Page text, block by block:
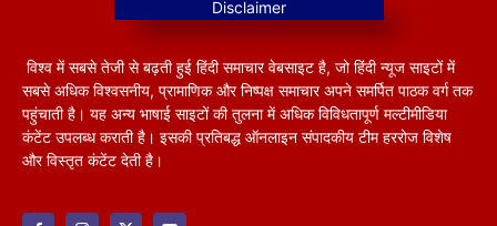
विश्व में सबसे तेजी से बढ़ती हुई हिंदी समाचार वेबसाइट है, जो हिंदी न्यूज साइटों में
सबसे अधिक विश्वसनीय, प्रामाणिक और निष्पक्ष समाचार अपने समर्पित पाठक वर्ग तक
पहुंचाती है। यह अन्य भाषाई साइटों की तुलना में अधिक विविधतापूर्ण मल्टीमीडिया
कंटेंट उपलब्ध कराती है। इसकी प्रतिबद्ध ऑनलाइन संपादकीय टीम हररोज विशेष
और विस्तृत कंटेंट देती है।